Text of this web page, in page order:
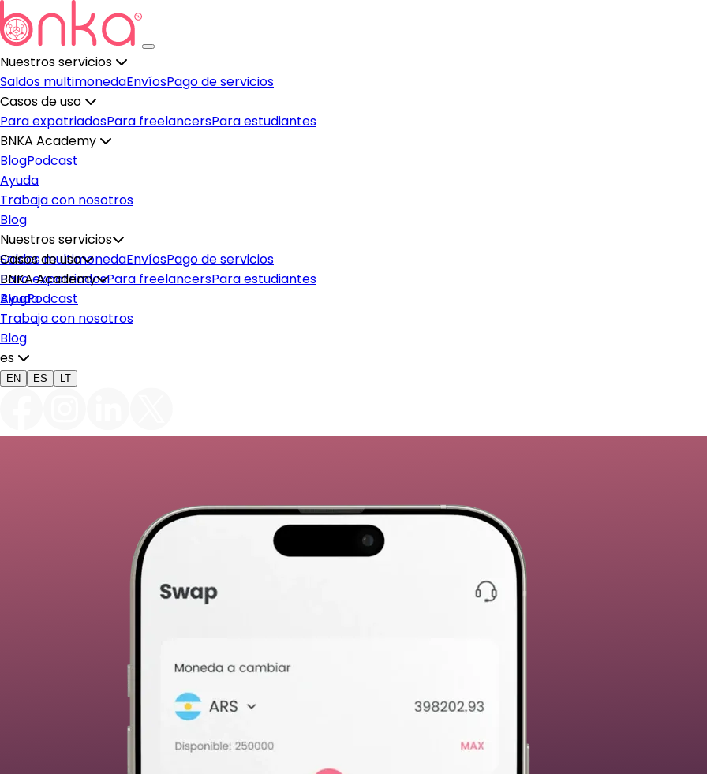
Nuestros servicios
Saldos multimonedaEnvíosPago de servicios
Casos de uso
Para expatriadosPara freelancersPara estudiantes
BNKA Academy
BlogPodcast
Ayuda
Trabaja con nosotros
Blog
Nuestros servicios
Saldos multimonedaEnvíosPago de servicios
Casos de uso
Para expatriadosPara freelancersPara estudiantes
BNKA Academy
BlogPodcast
Ayuda
Trabaja con nosotros
Blog
es
EN ES LT